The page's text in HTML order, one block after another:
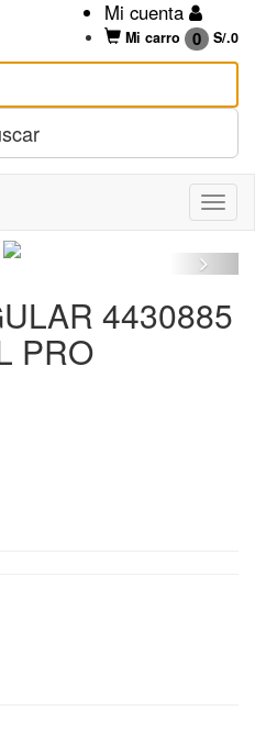
Mi cuenta
Mi carro 0 S/.0
4430885
PRO